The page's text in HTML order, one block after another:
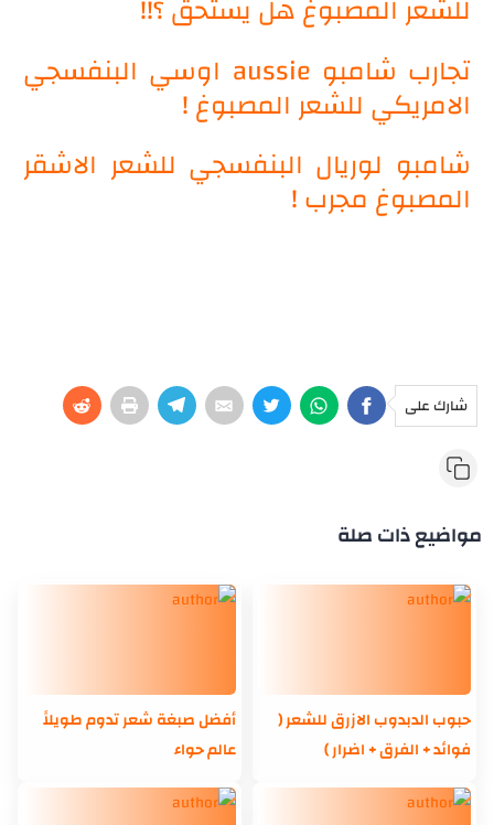
للشعر المصبوغ هل يستحق ؟!!
تجارب شامبو aussie اوسي البنفسجي
الامريكي للشعر المصبوغ !
شامبو لوريال البنفسجي للشعر الاشقر
المصبوغ مجرب !
شارك على
مواضيع ذات صلة
حبوب الدبدوب الازرق للشعر (
فوائد + الفرق + اضرار )
أفضل صبغة شعر تدوم طويلاً
عالم حواء